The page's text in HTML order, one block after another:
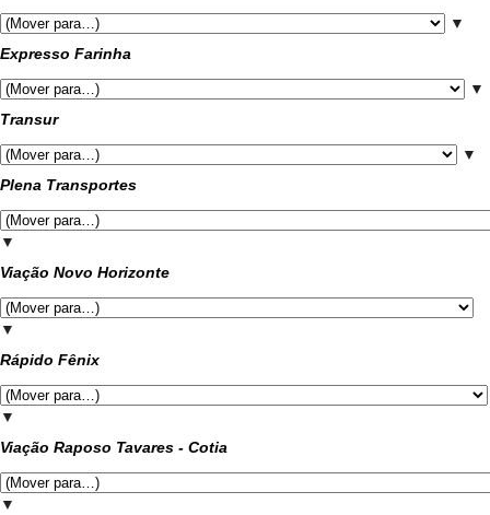
▼
Expresso Farinha
▼
Transur
▼
Plena Transportes
▼
Viação Novo Horizonte
▼
Rápido Fênix
▼
Viação Raposo Tavares - Cotia
▼